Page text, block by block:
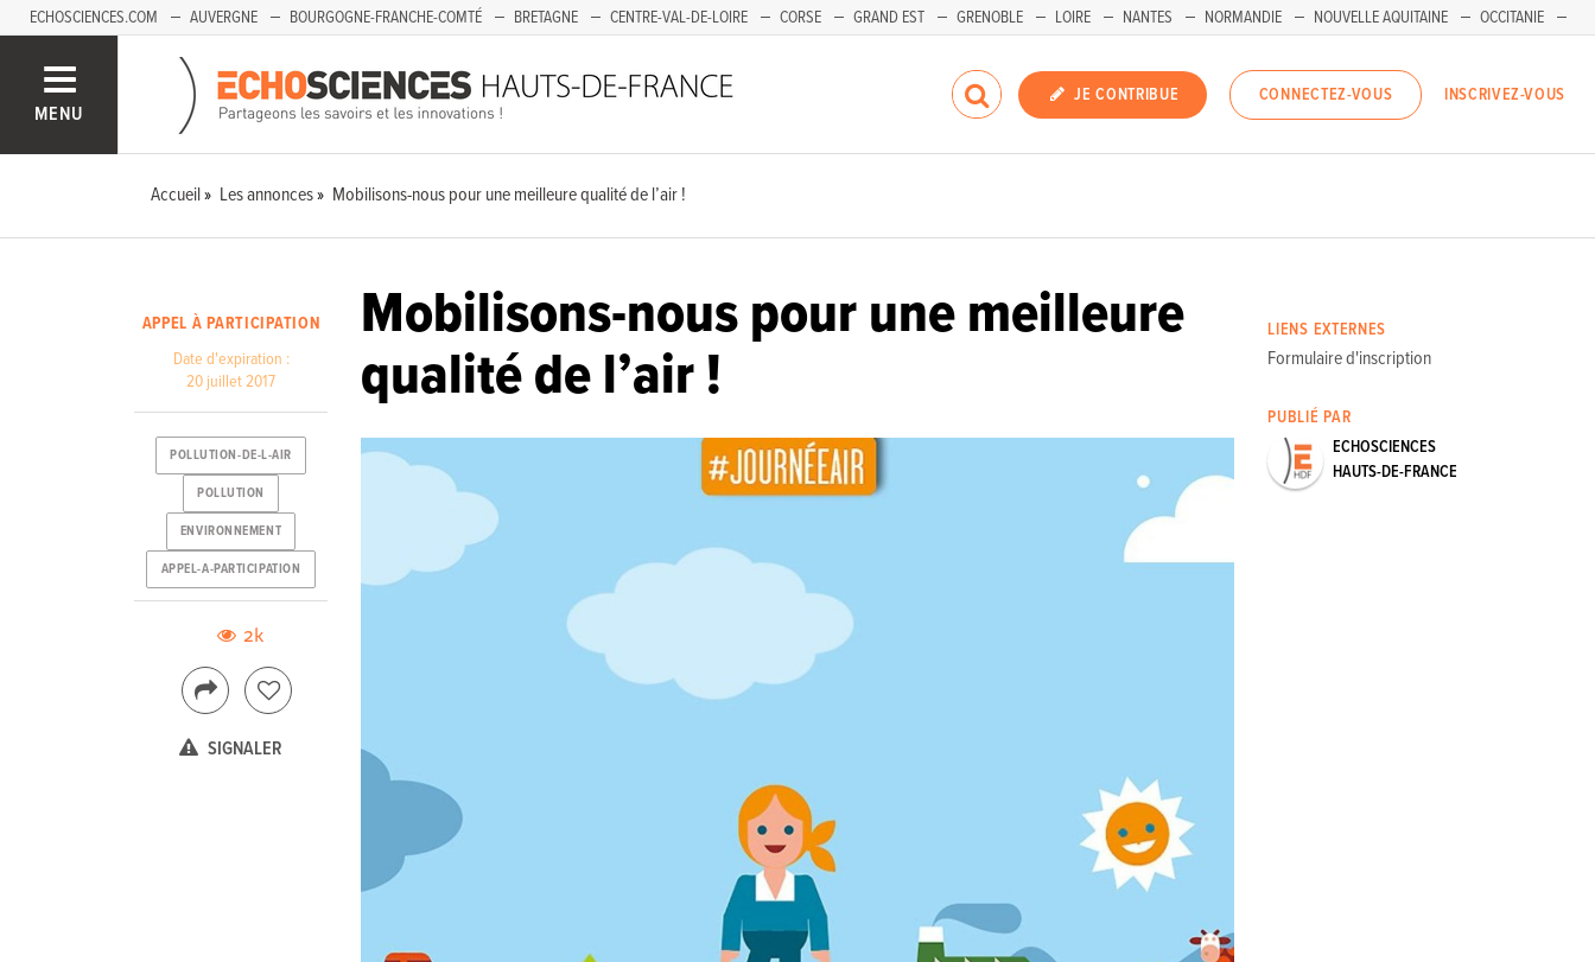
ECHOSCIENCES.COM AUVERGNE BOURGOGNE-FRANCHE-COMTÉ BRETAGNE CENTRE-VAL-DE-LOIRE CORSE GRAND EST GRENOBLE LOIRE NANTES NORMANDIE NOUVELLE AQUITAINE
OCCITANIE
SAVOIE MONT-BLANC
MENU
JE CONTRIBUE CONNECTEZ-VOUS INSCRIVEZ-VOUS
Accueil Les annonces Mobilisons-nous pour une meilleure qualité de l’air !
Mobilisons-nous pour une meilleure
qualité de l’air !
APPEL À PARTICIPATION
Date d'expiration :
20 juillet 2017
POLLUTION-DE-L-AIR
POLLUTION
ENVIRONNEMENT
APPEL-A-PARTICIPATION
2k
SIGNALER
LIENS EXTERNES
Formulaire d'inscription
PUBLIÉ PAR
ECHOSCIENCES
HAUTS-DE-FRANCE